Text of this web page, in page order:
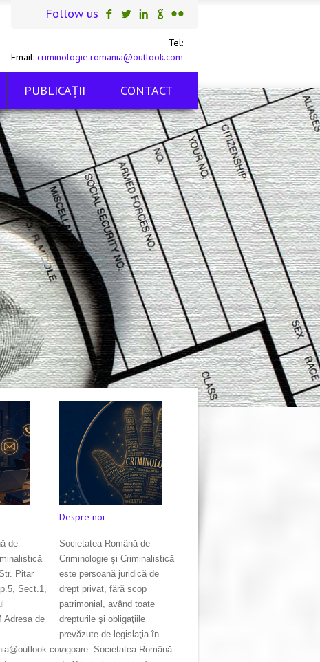
Follow us
Tel:
Email: criminologie.romania@outlook.com
PUBLICAŢII CONTACT
de
Pitar
Sect.1,
Adresa de
Despre noi
Societatea Română de
Criminologie şi Criminalistică
este persoană juridică de
drept privat, fără scop
patrimonial, având toate
drepturile şi obligaţiile
prevăzute de legislaţia în
vigoare. Societatea Română